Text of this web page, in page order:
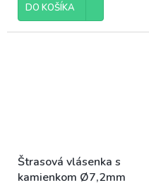
DO KOŠÍKA
Štrasová vlásenka s
kamienkom Ø7,2mm